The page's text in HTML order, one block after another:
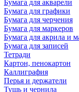
Бумага для акварели
Бумага для графики
Бумага для черчения
Бумага для маркеров
Бумага для акрила и
Бумага для записей
Тетради
Картон, пенокартон
Каллиграфия
Перья и держатели
Тушь и чернила